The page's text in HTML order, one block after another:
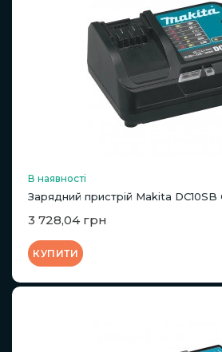
В наявності
Зарядний пристрій Makita
3 728,04 грн
КУПИТИ